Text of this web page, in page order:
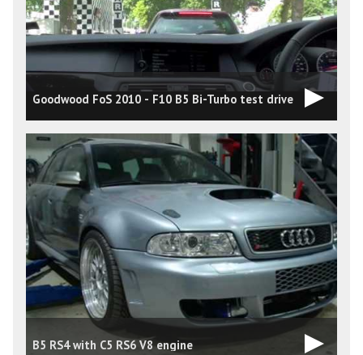
Goodwood FoS 2010 - F10 B5 Bi-Turbo test drive
B5 RS4 with C5 RS6 V8 engine